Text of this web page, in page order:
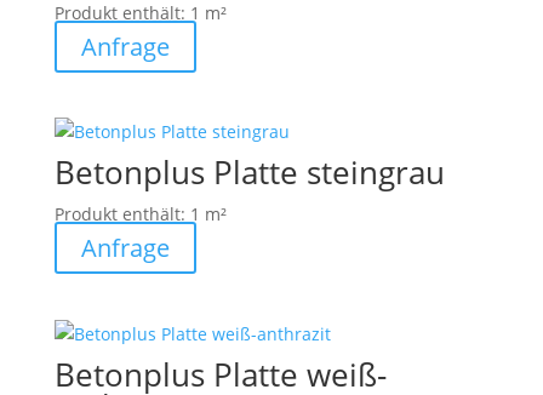
Produkt enthält: 1 m²
Anfrage
Betonplus Platte steingrau
Produkt enthält: 1 m²
Anfrage
Betonplus Platte weiß-